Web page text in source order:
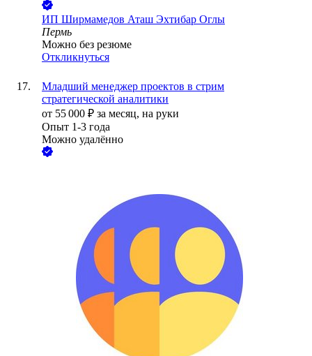
ИП Ширмамедов Аташ Эхтибар Оглы
Пермь
Можно без резюме
Откликнуться
Младший менеджер проектов в стрим
стратегической аналитики
от 55 000 ₽ за месяц, на руки
Опыт 1-3 года
Можно удалённо